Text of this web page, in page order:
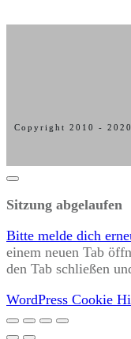
Copyright 2010 - 2020
Dialog
Sitzung abgelaufen
Bitte melde dich
einem neuen Tab
den Tab schließen
WordPress Cookie